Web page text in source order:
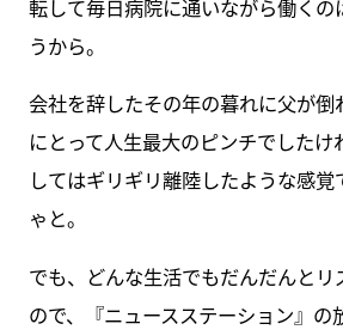
転して毎日病院に通いながら働くの
うから。
会社を辞したその年の暮れに父が倒
にとって人生最大のピンチでしたけ
してはギリギリ離陸したような感覚
ゃと。
でも、どんな生活でもだんだんとリ
ので、『ニュースステーション』の